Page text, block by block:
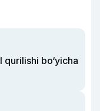
qurilishi bo‘yicha